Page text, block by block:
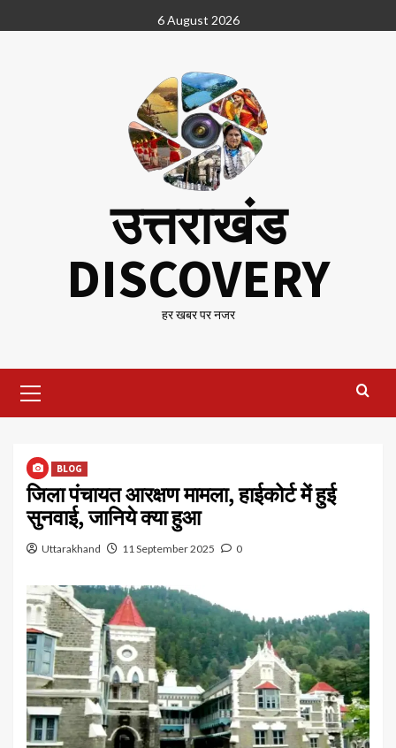
to
6 August 2026
उत्तराखंड
DISCOVERY
हर खबर पर नजर
Menu
BLOG
जिला पंचायत आरक्षण मामला, हाईकोर्ट में हुई
सुनवाई, जानिये क्या हुआ
Uttarakhand 11 September 2025 0